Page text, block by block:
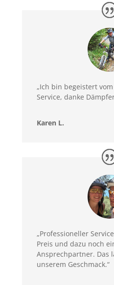
„Ich bin begeistert
Service, danke
Karen L.
„Professioneller
Preis und dazu noch
Ansprechpartner. Das
unserem Geschmack.“